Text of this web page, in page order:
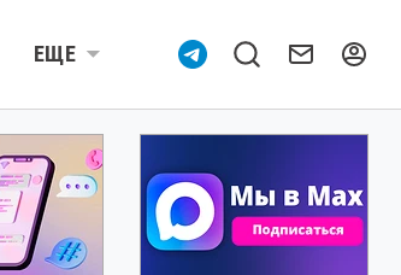
ЕЩЕ